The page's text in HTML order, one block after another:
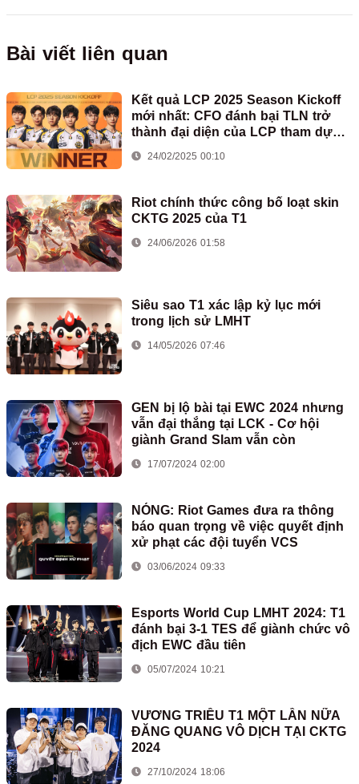
Bài viết liên quan
Kết quả LCP 2025 Season Kickoff
mới nhất: CFO đánh bại TLN trở
thành đại diện của LCP tham dự
First Stand
24/02/2025 00:10
Riot chính thức công bố loạt skin
CKTG 2025 của T1
24/06/2026 01:58
Siêu sao T1 xác lập kỷ lục mới
trong lịch sử LMHT
14/05/2026 07:46
GEN bị lộ bài tại EWC 2024 nhưng
vẫn đại thắng tại LCK - Cơ hội
giành Grand Slam vẫn còn
17/07/2024 02:00
NÓNG: Riot Games đưa ra thông
báo quan trọng về việc quyết định
xử phạt các đội tuyển VCS
03/06/2024 09:33
Esports World Cup LMHT 2024: T1
đánh bại 3-1 TES để giành chức vô
địch EWC đầu tiên
05/07/2024 10:21
VƯƠNG TRIỀU T1 MỘT LẦN NỮA
ĐĂNG QUANG VÔ DỊCH TẠI CKTG
2024
27/10/2024 18:06